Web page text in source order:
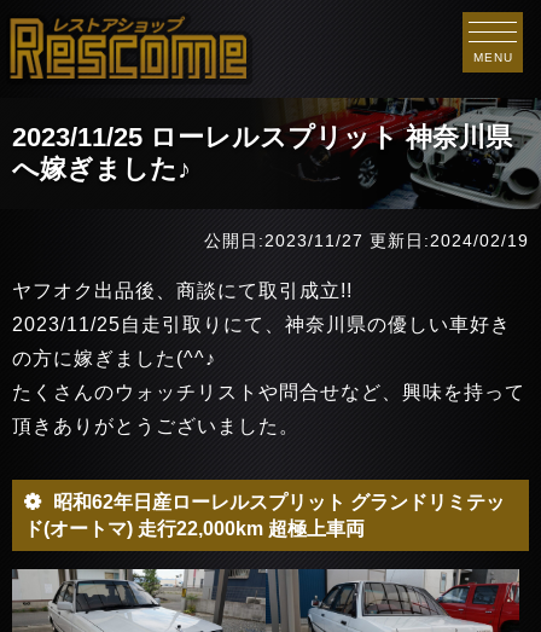
MENU
2023/11/25 ローレルスプリット 神奈川県
へ嫁ぎました♪
公開日:2023/11/27 更新日:2024/02/19
ヤフオク出品後、商談にて取引成立!!
2023/11/25自走引取りにて、神奈川県の優しい車好き
の方に嫁ぎました(^^♪
たくさんのウォッチリストや問合せなど、興味を持って
頂きありがとうございました。
昭和62年日産ローレルスプリット グランドリミテッ
ド(オートマ) 走行22,000km 超極上車両